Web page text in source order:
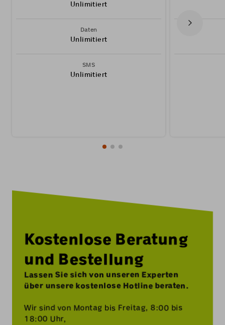
Unlimitiert
Daten
Unlimitiert
SMS
Unlimitiert
Kostenlose Beratung
und Bestellung
Lassen Sie sich von unseren Experten
über unsere kostenlose Hotline beraten.
Wir sind von Montag bis Freitag, 8:00 bis
18:00 Uhr,